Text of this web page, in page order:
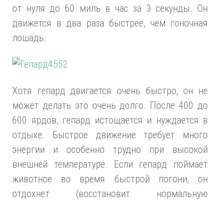
от нуля до 60 миль в час за 3 секунды. Он
движется в два раза быстрее, чем гоночная
лошадь.
Хотя гепард двигается очень быстро, он не
может делать это очень долго. После 400 до
600 ярдов, гепард истощается и нуждается в
отдыхе. Быстрое движение требует много
энергии и особенно трудно при высокой
внешней температуре. Если гепард поймает
животное во время быстрой погони, он
отдохнет (восстановит нормальную